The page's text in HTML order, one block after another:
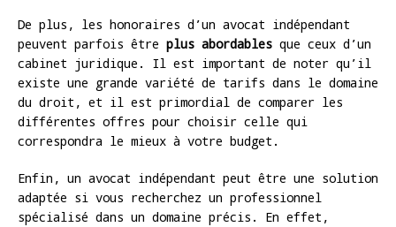
De plus, les honoraires d’un avocat indépendant
peuvent parfois être plus abordables que ceux d’un
cabinet juridique. Il est important de noter qu’il
existe une grande variété de tarifs dans le domaine
du droit, et il est primordial de comparer les
différentes offres pour choisir celle qui
correspondra le mieux à votre budget.
Enfin, un avocat indépendant peut être une solution
adaptée si vous recherchez un professionnel
spécialisé dans un domaine précis. En effet,